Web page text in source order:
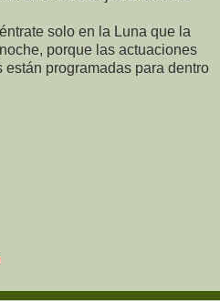
solo en la Luna que la
porque las actuaciones
programadas para dentro